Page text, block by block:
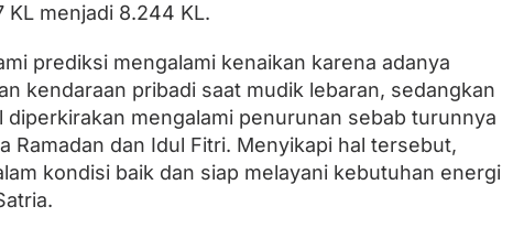
KL menjadi 8.244 KL.
prediksi mengalami kenaikan karena adanya
kendaraan pribadi saat mudik lebaran, sedangkan
diperkirakan mengalami penurunan sebab turunnya
Ramadan dan Idul Fitri. Menyikapi hal tersebut,
kondisi baik dan siap melayani kebutuhan energi